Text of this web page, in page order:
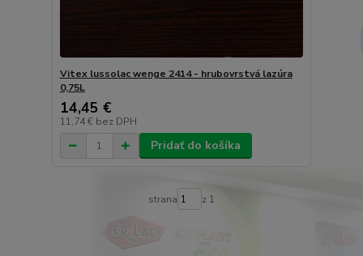
Vitex lussolac wenge 2414 - hrubovrstvá lazúra
0,75L
14,45 €
11,74 € bez DPH
Pridať do košíka
strana z 1